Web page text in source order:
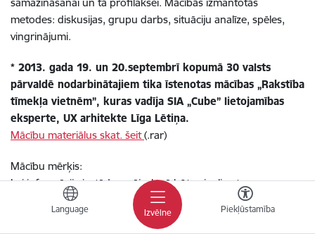
Izvēlne
Language Piekļūstamība
metodes: diskusijas, grupu darbs, situāciju analīze, spēles,
vingrinājumi.
* 2013. gada 19. un 20.septembrī kopumā 30 valsts
pārvaldē nodarbinātajiem tika īstenotas mācības „Rakstība
tīmekļa vietnēm”, kuras vadīja SIA „Cube” lietojamības
eksperte, UX arhitekte Līga Lētiņa.
Mācību materiālus skat. šeit(.rar)
Mācību mērķis:
Lai informācija iestādes mājaslapā būtu viegli uztverama,
saprotama, pieejama un ērti lietojama tās apmeklētājiem, tā
jāveido īpaši tīmekļa vietnēm un ņemot vērā lietotāju uztveres